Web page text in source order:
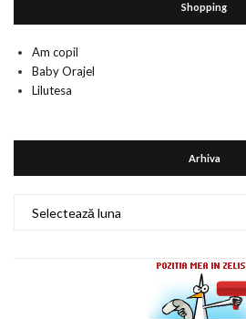
Shopping
Am copil
Baby Orajel
Lilutesa
Arhiva